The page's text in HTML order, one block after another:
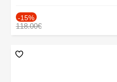
-15%
118.00€